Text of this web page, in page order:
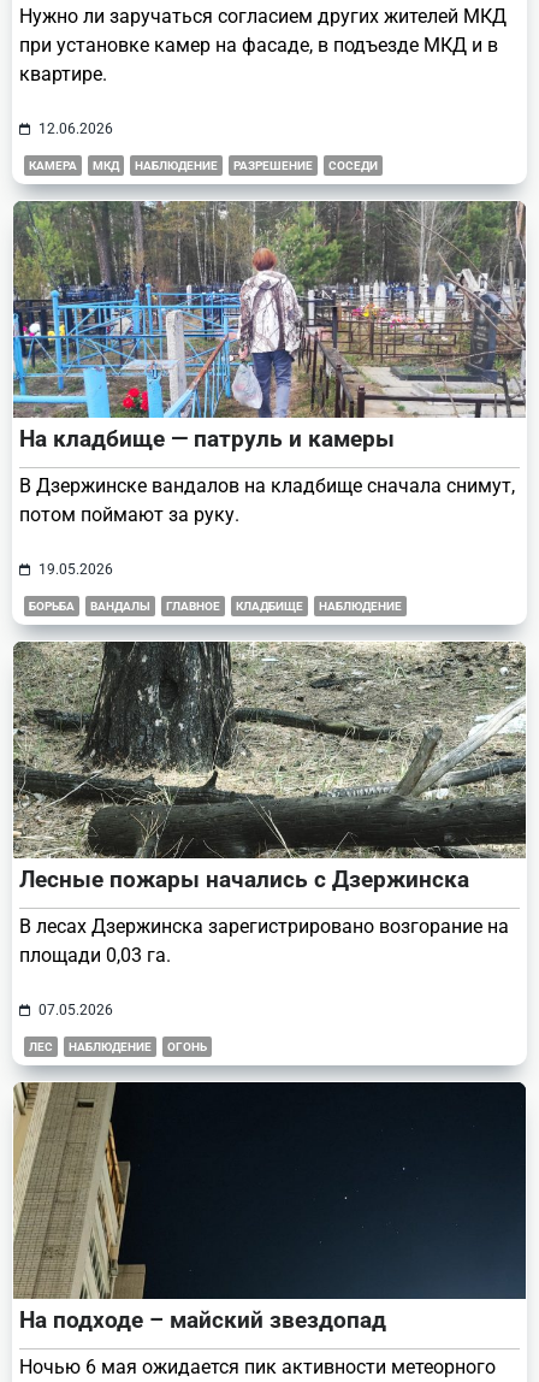
Нужно ли заручаться согласием других жителей МКД
при установке камер на фасаде, в подъезде МКД и в
квартире.
12.06.2026
КАМЕРА МКД НАБЛЮДЕНИЕ РАЗРЕШЕНИЕ СОСЕДИ
На кладбище — патруль и камеры
В Дзержинске вандалов на кладбище сначала снимут,
потом поймают за руку.
19.05.2026
БОРЬБА ВАНДАЛЫ ГЛАВНОЕ КЛАДБИЩЕ НАБЛЮДЕНИЕ
Лесные пожары начались с Дзержинска
В лесах Дзержинска зарегистрировано возгорание на
площади 0,03 га.
07.05.2026
ЛЕС НАБЛЮДЕНИЕ ОГОНЬ
На подходе – майский звездопад
Ночью 6 мая ожидается пик активности метеорного